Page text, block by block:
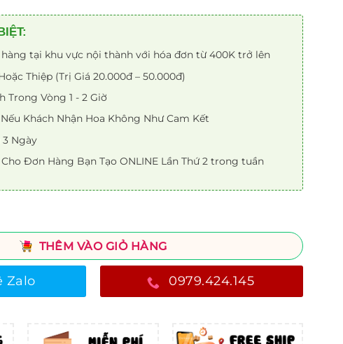
tại khu vực nội thành với hóa đơn từ 400K trở lên
Thiệp (Trị Giá 20.000đ – 50.000đ)
Trong Vòng 1 - 2 Giờ
Khách Nhận Hoa Không Như Cam Kết
3 Ngày
Cho Đơn Hàng Bạn Tạo ONLINE Lần Thứ 2 trong tuần
THÊM VÀO GIỎ HÀNG
Zalo 0979.424.145